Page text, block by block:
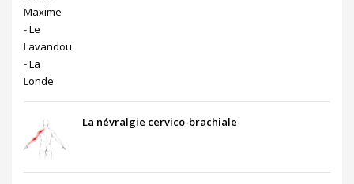
La névralgie cervico-brachiale